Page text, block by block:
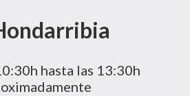
hasta las 13:30h